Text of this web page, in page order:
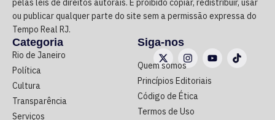
apoio administrativo, operacional e assistencial no
Hospital Estadual Roberto Chabo.
Também se destacam os pagamentos indenizatórios à
4ID Médicos Associados (TAC nº 2190/2026, no valor de
R$ 2.654.377,06) e à Daflon Atendimentos Médicos Ltda.
(TAC nº 2246/2026, no valor de R$ 2.636.944,06), ambos
pelas leis de direitos autorais. É proibido copiar, redistribuir, usar
ou publicar qualquer parte do site sem a permissão expressa do
Tempo Real RJ.
Categoria
Rio de Janeiro
Política
Cultura
Transparência
Serviços
Siga-nos
Quem somos
Princípios Editoriais
Código de Ética
Termos de Uso